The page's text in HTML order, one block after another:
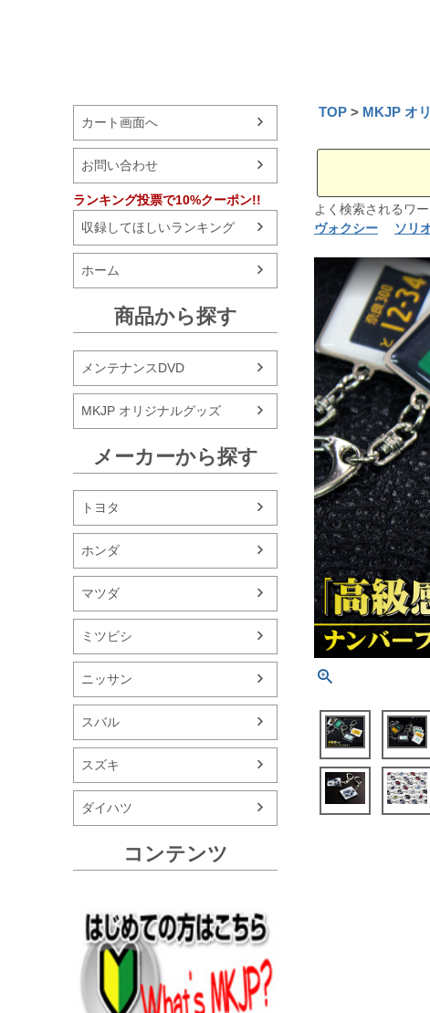
カート画面へ
お問い合わせ
ランキング投票で10%クーポン!!
収録してほしいランキング
ホーム
商品から探す
メンテナンスDVD
MKJP オリジナルグッズ
メーカーから探す
トヨタ
ホンダ
マツダ
ミツビシ
ニッサン
スバル
スズキ
ダイハツ
コンテンツ
TOP MKJP オ
よく検索されるワ
ヴォクシー
ソリ